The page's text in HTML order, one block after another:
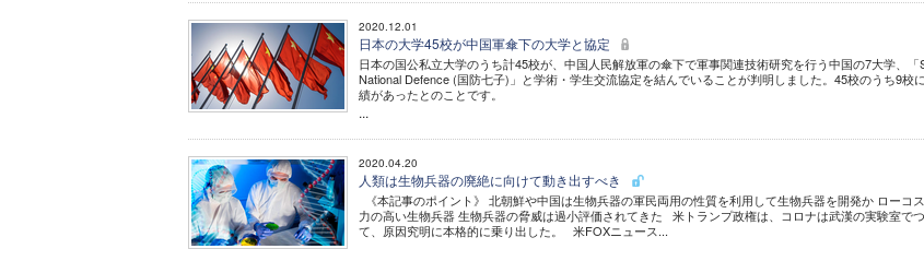
2020.12.01
日本の大学45校が中国軍傘下の大学と協定
日本の国公私立大学のうち計45校が、中国人民解放軍の傘下で軍事関連技術研究を行う中国の7大学、「
National Defence (国防七子)」と学術・学生交流協定を結んでいることが判明しました。45校のうち9校
績があったとのことです。
...
2020.04.20
人類は生物兵器の廃絶に向けて動き出すべき
《本記事のポイント》 北朝鮮や中国は生物兵器の軍民両用の性質を利用して生物兵器を開発か ローコ
力の高い生物兵器 生物兵器の脅威は過小評価されてきた 米トランプ政権は、コロナは武漢の実験室で
て、原因究明に本格的に乗り出した。 米FOXニュース...